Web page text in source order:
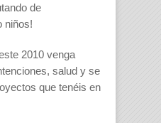
de
niños!
2010 venga
salud y se
que tenéis en